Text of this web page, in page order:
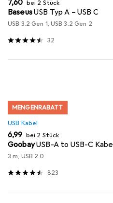
EUR
7,60 bei 2 Stück
BaseusUSB Typ A – USB C
USB 3.2 Gen 1, USB 3.2 Gen 2
32
MENGENRABATT
USB Kabel
EUR
6,99 bei 2 Stück
GoobayUSB-A to USB-C
3 m, USB 2.0
823